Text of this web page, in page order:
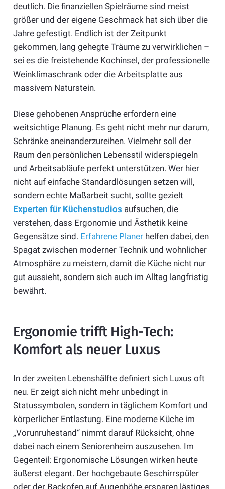
deutlich. Die finanziellen Spielräume sind meist
größer und der eigene Geschmack hat sich über die
Jahre gefestigt. Endlich ist der Zeitpunkt
gekommen, lang gehegte Träume zu verwirklichen –
sei es die freistehende Kochinsel, der professionelle
Weinklimaschrank oder die Arbeitsplatte aus
massivem Naturstein.
Diese gehobenen Ansprüche erfordern eine
weitsichtige Planung. Es geht nicht mehr nur darum,
Schränke aneinanderzureihen. Vielmehr soll der
Raum den persönlichen Lebensstil widerspiegeln
und Arbeitsabläufe perfekt unterstützen. Wer hier
nicht auf einfache Standardlösungen setzen will,
sondern echte Maßarbeit sucht, sollte gezielt
Experten für Küchenstudios aufsuchen, die
verstehen, dass Ergonomie und Ästhetik keine
Gegensätze sind. Erfahrene Planerhelfen dabei, den
Spagat zwischen moderner Technik und wohnlicher
Atmosphäre zu meistern, damit die Küche nicht nur
gut aussieht, sondern sich auch im Alltag langfristig
bewährt.
Ergonomie trifft High-Tech:
Komfort als neuer Luxus
In der zweiten Lebenshälfte definiert sich Luxus oft
neu. Er zeigt sich nicht mehr unbedingt in
Statussymbolen, sondern in täglichem Komfort und
körperlicher Entlastung. Eine moderne Küche im
„Vorunruhestand“ nimmt darauf Rücksicht, ohne
dabei nach einem Seniorenheim auszusehen. Im
Gegenteil: Ergonomische Lösungen wirken heute
äußerst elegant. Der hochgebaute Geschirrspüler
oder der Backofen auf Augenhöhe ersparen lästiges